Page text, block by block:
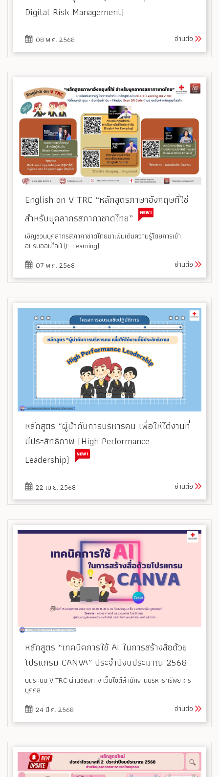
Digital Risk Management)
08 พ.ค. 2568 อ่านต่อ
English on V TRC “หลักสูตรภาษาอังกฤษที่ใช่
สำหรับบุคลากรสภากาชาดไทย”
เชิญชวนบุคลากรสภากาชาดไทยมาเพิ่มเติมความรู้โดยการเข้า
อบรมออนไลน์ (E-Learning)
07 พ.ค. 2568
อ่านต่อ
หลักสูตร “ผู้นำกับการบริหารคน เพื่อให้ได้งานที่
มีประสิทธิภาพ (High Performance
Leadership)
22 เม.ย. 2568 อ่านต่อ
หลักสูตร “เทคนิคการใช้ AI ในการสร้างสื่อด้วย
โปรแกรม CANVA” ประจำปีงบประมาณ 2568
บนระบบ V TRC ผ่านช่องทาง เว็บไซต์สำนักงานบริหารทรัพยากร
บุคคล
24 มี.ค. 2568
อ่านต่อ